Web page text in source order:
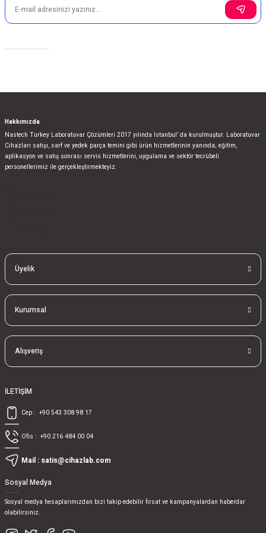
Hakkımızda
Nastech Turkey Laboratuvar Çözümleri 2017 yılında İstanbul’ da kurulmuştur. Laboratuvar
Cihazları satışı, sarf ve yedek parça temini gibi ürün hizmetlerinin yanında; eğitim,
aplikasyon ve satış sonrası servis hizmetlerini, uygulama ve sektör tecrübeli
personellerimiz ile gerçekleştirmekteyiz.
Üyelik
Kurumsal
Alışveriş
İLETİŞİM
Cep : +90 543 308 98 17
Ofis : +90 216 484 00 04
Mail : satis@cihazlab.com
Sosyal Medya
Sosyal medya hesaplarımızdan bizi takip edebilir fırsat ve kampanyalardan haberdar
olabilirsiniz.